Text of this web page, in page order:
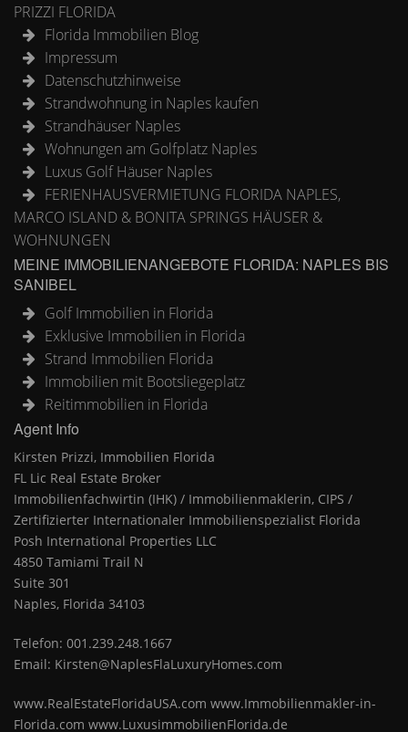
PRIZZI FLORIDA
Florida Immobilien Blog
Impressum
Datenschutzhinweise
Strandwohnung in Naples kaufen
Strandhäuser Naples
Wohnungen am Golfplatz Naples
Luxus Golf Häuser Naples
FERIENHAUSVERMIETUNG FLORIDA NAPLES,
MARCO ISLAND & BONITA SPRINGS HÄUSER &
WOHNUNGEN
MEINE IMMOBILIENANGEBOTE FLORIDA: NAPLES BIS
SANIBEL
Golf Immobilien in Florida
Exklusive Immobilien in Florida
Strand Immobilien Florida
Immobilien mit Bootsliegeplatz
Reitimmobilien in Florida
Agent Info
Kirsten Prizzi, Immobilien Florida
FL Lic Real Estate Broker
Immobilienfachwirtin (IHK) / Immobilienmaklerin, CIPS /
Zertifizierter Internationaler Immobilienspezialist Florida
Posh International Properties LLC
4850 Tamiami Trail N
Suite 301
Naples, Florida 34103
Telefon: 001.239.248.1667
Email: Kirsten@NaplesFlaLuxuryHomes.com
www.RealEstateFloridaUSA.com www.Immobilienmakler-in-
Florida.com www.LuxusimmobilienFlorida.de